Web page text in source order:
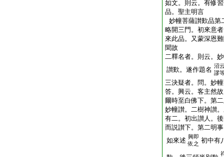
如文。則云。有修
品。聖主明言
妙幢菩薩讃歎品第
略開三門。初來意
來此品。又蒙深恩
聞故
二釋名者。則云。
讃歎。遂作題名 沼
謬
三決疑者。問。妙
答。興云。客主然故
爾時至白佛下。第
妙幢讃。二樹神讃
有二。初出讃人。
而説讃下。第二明
如來述 興即
依之 初中有